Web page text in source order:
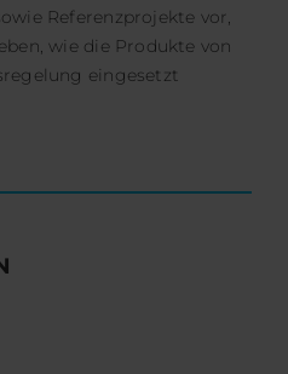
Referenzprojekte vor,
wie die Produkte von
eingesetzt